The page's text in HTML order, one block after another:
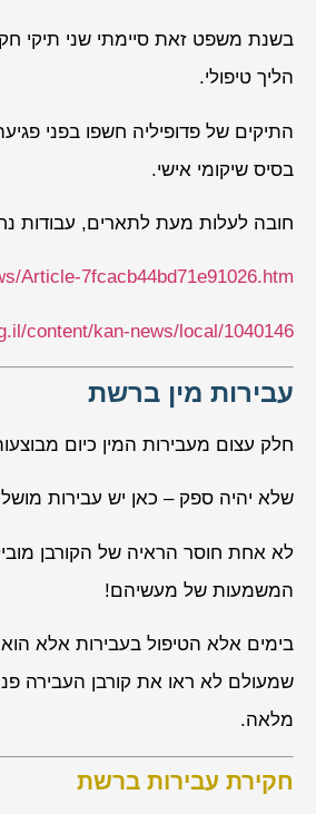
בשנת משפט זאת סיימתי שני תיקי
הליך טיפולי.
התיקים של פדופיליה חשפו בפני
בסיס שיקומי אישי.
חובה לעלות מעת לתארים, עבודות
Article-7fcacb44bd71e91026.htm
content/kan-news/local/1040146/
עבירות מין ברשת
חלק עצום מעבירות המין כיום
שלא יהיה ספק – כאן יש עבירות
לא אחת חוסר הראיה של הקורבן
המשמעות של מעשיהם!
בימים אלא הטיפול בעבירות אלא
שמעולם לא ראו את קורבן העבירה
מלאה.
חקירת עבירות ברשת